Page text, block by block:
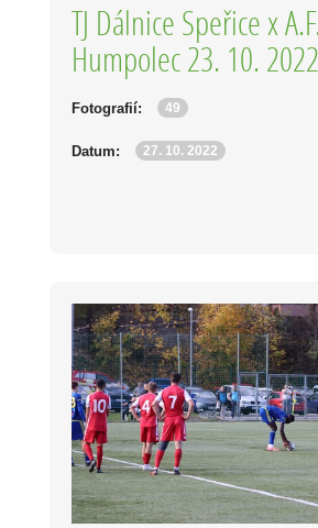
TJ Dálnice Speřice x
Humpolec 23. 10.
Fotografií: 49
Datum: 27. 10. 2022